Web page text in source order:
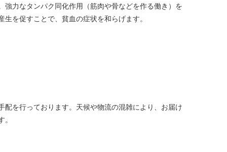
力なタンパク同化作用（筋肉や骨などを作る働き）を
を促すことで、貧血の症状を和らげます。
を行っております。天候や物流の混雑により、お届け